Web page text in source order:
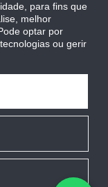
para fins que
melhor
optar por
ou gerir